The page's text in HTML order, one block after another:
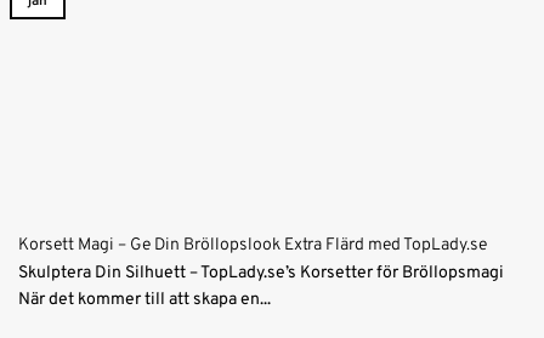
Korsett Magi – Ge Din Bröllopslook Extra Flärd med TopLady.se
Skulptera Din Silhuett – TopLady.se’s Korsetter för Bröllopsmagi
När det kommer till att skapa en...